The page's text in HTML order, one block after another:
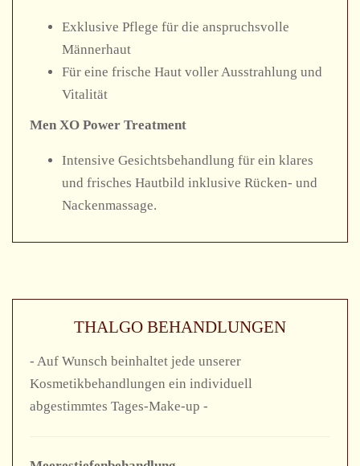
Exklusive Pflege für die anspruchsvolle
Männerhaut
Für eine frische Haut voller Ausstrahlung und
Vitalität
Men XO Power Treatment
Intensive Gesichtsbehandlung für ein klares
und frisches Hautbild inklusive Rücken- und
Nackenmassage.
THALGO BEHANDLUNGEN
- Auf Wunsch beinhaltet jede unserer
Kosmetikbehandlungen ein individuell
abgestimmtes Tages-Make-up -